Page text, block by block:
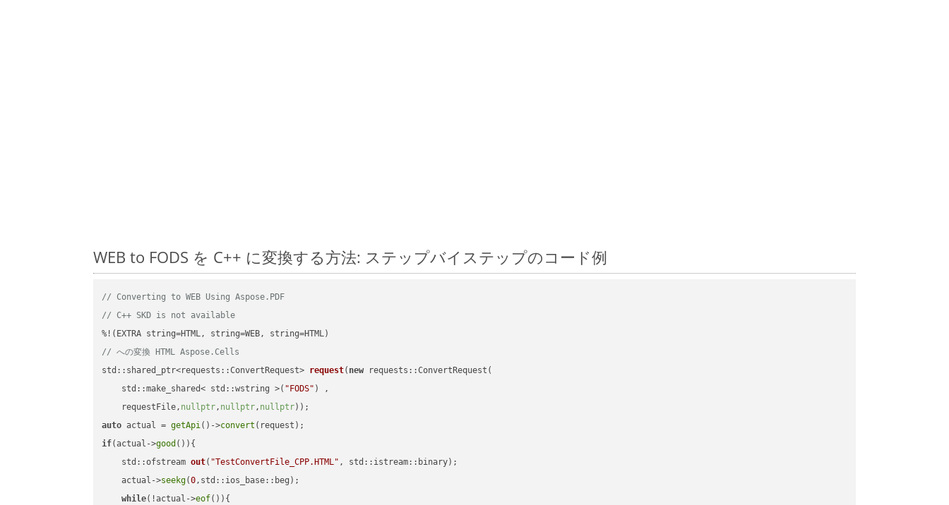
WEB to FODS を C++ に変換する方法: ステップバイステップのコード例
// Converting to WEB Using Aspose.PDF
// C++ SKD is not available
// への変換 HTML Aspose.Cells
std::shared_ptr<requests::ConvertRequest> request( new requests::ConvertRequest(
    std::make_shared< std::wstring >(
"FODS" ) ,
    requestFile,
nullptr, nullptr, nullptr))
auto actual = getApi()->convert
if(actual->good ()){
std::ofstream out( "TestConvertFile_CPP.HTML" , std::istream::binary) ;
    actual->
seekg(0,std::ios_base::beg);
while(!actual->eof()){